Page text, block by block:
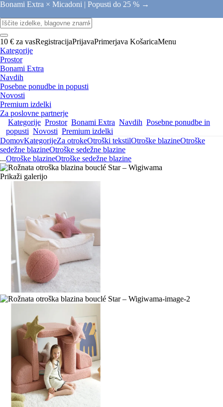
Bonami Extra × Micadoni | Popusti do 25 % →
10 € za vasRegistracijaPrijavaPrimerjava KošaricaMenu
Kategorije
Prostor
Bonami Extra
Navdih
Posebne ponudbe in popusti
Novosti
Premium izdelki
Za poslovne partnerje
Kategorije Prostor Bonami Extra Navdih Posebne ponudbe in
popusti Novosti Premium izdelki
DomovKategorijeZa otrokeOtroški tekstilOtroške blazineOtroške
sedežne blazineOtroške sedežne blazine
...Otroške blazineOtroške sedežne blazine
Prikaži galerijo